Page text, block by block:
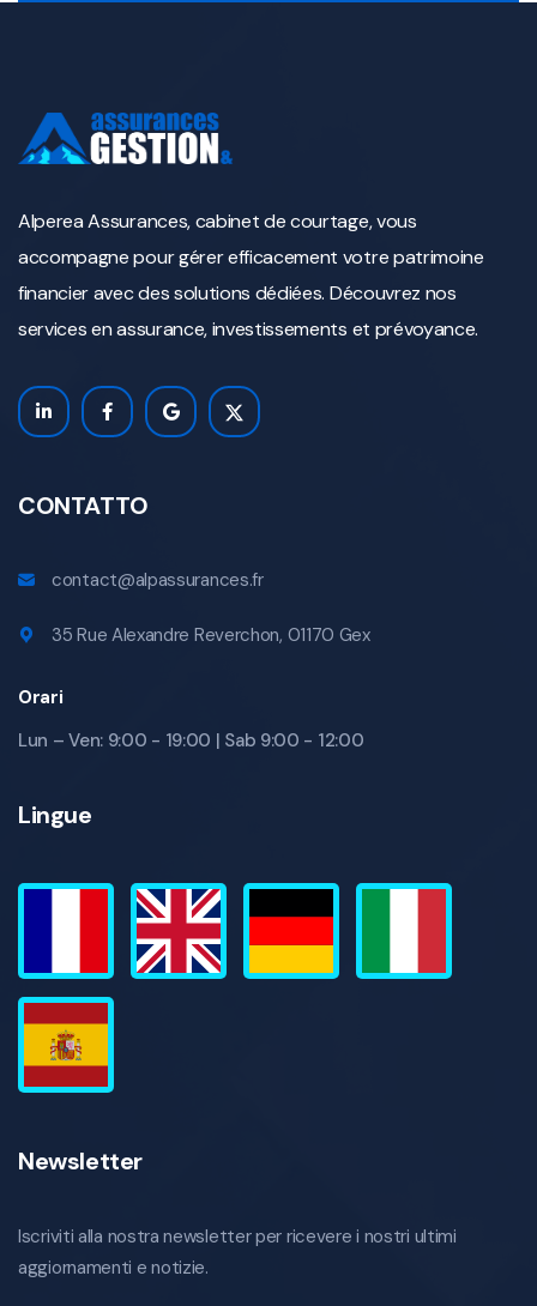
Alperea Assurances, cabinet de courtage, vous
accompagne pour gérer efficacement votre patrimoine
financier avec des solutions dédiées. Découvrez nos
services en assurance, investissements et prévoyance.
CONTATTO
contact@alpassurances.fr
35 Rue Alexandre Reverchon, 01170 Gex
Orari
Lun – Ven: 9:00 - 19:00 | Sab 9:00 - 12:00
Lingue
Newsletter
Iscriviti alla nostra newsletter per ricevere i nostri ultimi
aggiornamenti e notizie.